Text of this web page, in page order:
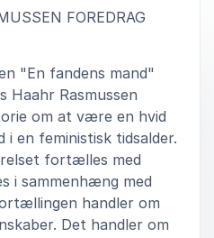
FOREDRAG
"En fandens mand"
Rasmussen
om at være en hvid
i en feministisk tidsalder.
fortælles med
i sammenhæng med
handler om
Det handler om